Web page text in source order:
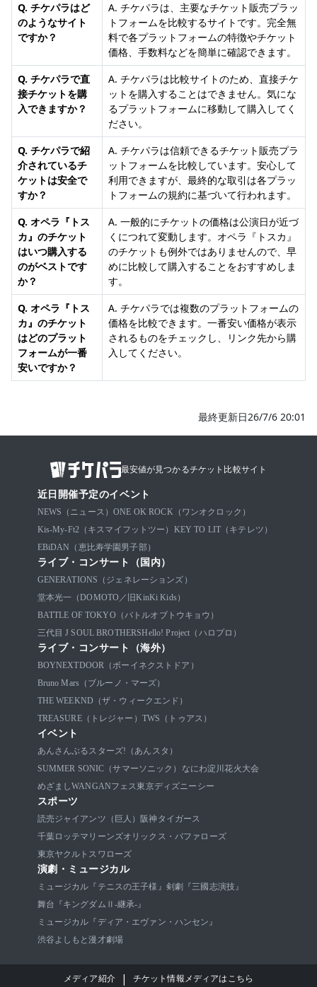
Q. チケパラはど
のようなサイト
ですか？
A. チケパラは、主要なチケット販売プラッ
トフォームを比較するサイトです。完全無
料で各プラットフォームの特徴やチケット
価格、手数料などを簡単に確認できます。
Q. チケパラで直
接チケットを購
入できますか？
A. チケパラは比較サイトのため、直接チケ
ットを購入することはできません。気にな
るプラットフォームに移動して購入してく
ださい。
Q. チケパラで紹
介されているチ
ケットは安全で
すか？
A. チケパラは信頼できるチケット販売プラ
ットフォームを比較しています。安心して
利用できますが、最終的な取引は各プラッ
トフォームの規約に基づいて行われます。
Q. オペラ『トス
カ』のチケット
はいつ購入する
のがベストです
か？
A. 一般的にチケットの価格は公演日が近づ
くにつれて変動します。オペラ『トスカ』
のチケットも例外ではありませんので、早
めに比較して購入することをおすすめしま
す。
Q. オペラ『トス
カ』のチケット
はどのプラット
フォームが一番
安いですか？
A. チケパラでは複数のプラットフォームの
価格を比較できます。一番安い価格が表示
されるものをチェックし、リンク先から購
入してください。
最終更新日26/7/6 20:01
最安値が見つかるチケット比較サイト
近日開催予定のイベント
NEWS（ニュース） ONE OK ROCK（ワンオクロック）
Kis-My-Ft2（キスマイフットツー） KEY TO LIT（キテレツ）
EBiDAN（恵比寿学園男子部）
ライブ・コンサート（国内）
GENERATIONS（ジェネレーションズ）
堂本光一（DOMOTO／旧KinKi Kids）
BATTLE OF TOKYO（バトルオブトウキョウ）
三代目 J SOUL BROTHERSHello! Project（ハロプロ）
ライブ・コンサート（海外）
BOYNEXTDOOR（ボーイネクストドア）
Bruno Mars（ブルーノ・マーズ）
THE WEEKND（ザ・ウィークエンド）
TREASURE（トレジャー） TWS（トゥアス）
イベント
あんさんぶるスターズ!（あんスタ）
SUMMER SONIC（サマーソニック） なにわ淀川花火大会
めざましWANGANフェス東京ディズニーシー
スポーツ
読売ジャイアンツ（巨人）
阪神タイガース
千葉ロッテマリーンズオリックス・バファローズ
東京ヤクルトスワローズ
演劇・ミュージカル
ミュージカル『テニスの王子様』 剣劇『三國志演技』
舞台『キングダムⅡ-継承-』
ミュージカル『ディア・エヴァン・ハンセン』
渋谷よしもと漫才劇場
メディア紹介 | チケット情報メディアはこちら